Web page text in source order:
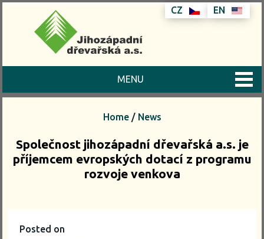
CZ EN
MENU
Home/ News
Společnost jihozápadní dřevařská a.s. je
příjemcem evropských dotací z programu
rozvoje venkova
Posted on